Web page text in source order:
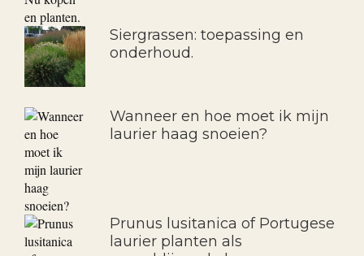
Siergrassen: toepassing en
onderhoud.
Wanneer en hoe moet ik mijn
laurier haag snoeien?
Prunus lusitanica of Portugese
laurier planten als